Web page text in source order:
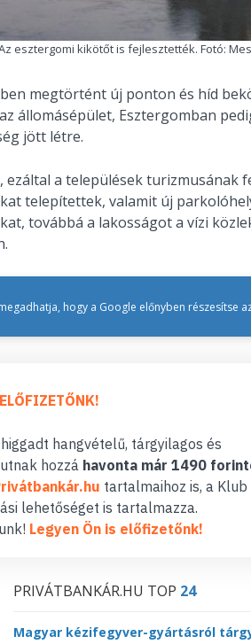
esztergomi kikötőt is fejlesztették. Fotó:
megtörtént új ponton és híd
állomásépület, Esztergomban
jött létre.
a települések turizmusának
telepítettek, valamit új
továbbá a lakosságot a vízi
hogy a Google előnyben részesítse
hangvételű, tárgyilagos és
hozzá havonta már 1490
tartalmaihoz is, a Klub
lehetőséget is tartalmazza.
Legyen Ön is előfizetőnk!
PRIVÁTBANKÁR.HU TOP 24
Magyar kézifegyver-gyártásról